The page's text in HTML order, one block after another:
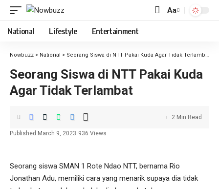
Aa
National Lifestyle Entertainment
Nowbuzz > National > Seorang Siswa di NTT Pakai Kuda Agar Tidak Terlambat
Seorang Siswa di NTT Pakai Kuda
Agar Tidak Terlambat
Published March 9, 2023 936 Views
2 Min Read
Seorang siswa SMAN 1 Rote Ndao NTT, bernama Rio
Jonathan Adu, memiliki cara yang menarik supaya dia tidak